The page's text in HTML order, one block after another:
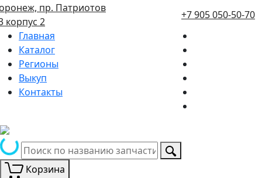
пр. Патриотов
корпус 2
+7 905 050-50-70
Главная
Каталог
Регионы
Выкуп
Контакты
Корзина